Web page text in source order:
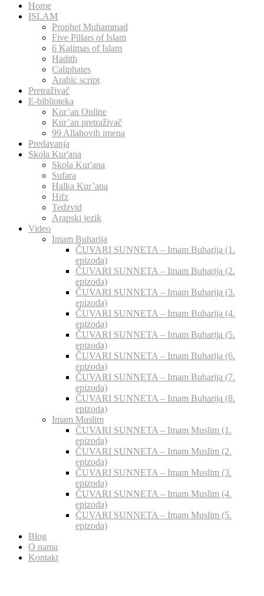
Home
ISLAM
Prophet Muhammad
Five Pillars of Islam
6 Kalimas of Islam
Hadith
Caliphates
Arabic script
Pretraživač
E-biblioteka
Kur’an Online
Kur’an pretraživač
99 Allahovih imena
Predavanja
Skola Kur'ana
Skola Kur'ana
Sufara
Halka Kur’ana
Hifz
Tedzvid
Arapski jezik
Video
Imam Buharija
ČUVARI SUNNETA – Imam Buharija (1.
epizoda)
ČUVARI SUNNETA – Imam Buharija (2.
epizoda)
ČUVARI SUNNETA – Imam Buharija (3.
epizoda)
ČUVARI SUNNETA – Imam Buharija (4.
epizoda)
ČUVARI SUNNETA – Imam Buharija (5.
epizoda)
ČUVARI SUNNETA – Imam Buharija (6.
epizoda)
ČUVARI SUNNETA – Imam Buharija (7.
epizoda)
ČUVARI SUNNETA – Imam Buharija (8.
epizoda)
Imam Muslim
ČUVARI SUNNETA – Imam Muslim (1.
epizoda)
ČUVARI SUNNETA – Imam Muslim (2.
epizoda)
ČUVARI SUNNETA – Imam Muslim (3.
epizoda)
ČUVARI SUNNETA – Imam Muslim (4.
epizoda)
ČUVARI SUNNETA – Imam Muslim (5.
epizoda)
Blog
O nama
Kontakt